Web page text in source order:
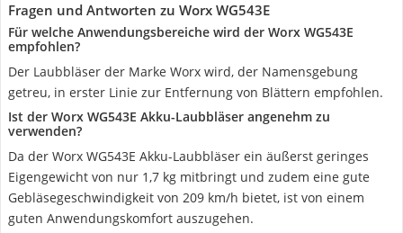
Fragen und Antworten zu Worx WG543E
Für welche Anwendungsbereiche wird der Worx WG543E
empfohlen?
Der Laubbläser der Marke Worx wird, der Namensgebung
getreu, in erster Linie zur Entfernung von Blättern empfohlen.
Ist der Worx WG543E Akku-Laubbläser angenehm zu
verwenden?
Da der Worx WG543E Akku-Laubbläser ein äußerst geringes
Eigengewicht von nur 1,7 kg mitbringt und zudem eine gute
Gebläsegeschwindigkeit von 209 km/h bietet, ist von einem
guten Anwendungskomfort auszugehen.